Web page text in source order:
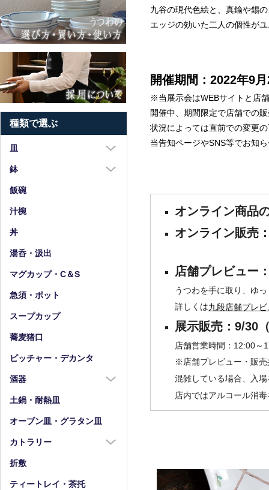
九谷の現代色絵と、真鍮や錫
エッジの効いた二人の個性が
開催期間：2022年9
※当展示会はWEBサイトと店
開催中、期間限定で店舗での
状況によっては直前での変更
当告知ページやSNS等でお知
オンライン商品
オンライン販売
店舗プレビュー
うつわを手に取り、ゆ
詳しくは九段店舗プレ
展示販売：9/30
店舗営業時間：12:00～
※店舗プレビュー・販
混雑している場合、入
店内ではアルコール消
種類で選ぶ
皿
大皿（8寸以上）
中皿（5～7寸）
小皿（4寸以下）
鉢
大鉢（8寸以上）
中鉢（5～7寸）
飯碗
汁椀
丼
湯呑・汲出
マグカップ・C＆S
急須・ポット
スープカップ
蕎麦猪口
ピッチャー・デカンタ
酒器
酒器全商品
徳利
土鍋・耐熱皿
オーブン皿・グラタン皿
カトラリー
カトラリー全商品
箸
折敷
ティートレイ・茶托